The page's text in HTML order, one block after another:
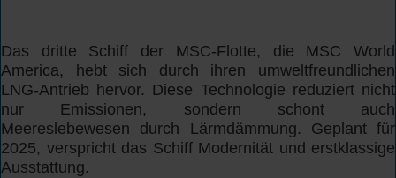
Das dritte Schiff der MSC-Flotte, die MSC World
America, hebt sich durch ihren umweltfreundlichen
LNG-Antrieb hervor. Diese Technologie reduziert nicht
nur Emissionen, sondern schont auch
Meereslebewesen durch Lärmdämmung. Geplant für
2025, verspricht das Schiff Modernität und erstklassige
Ausstattung.